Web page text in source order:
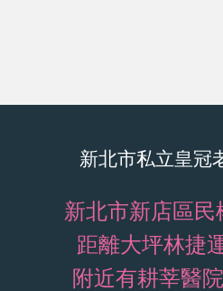
新北市私立皇冠
新北市新店區
距離大坪林捷
附近有耕莘醫